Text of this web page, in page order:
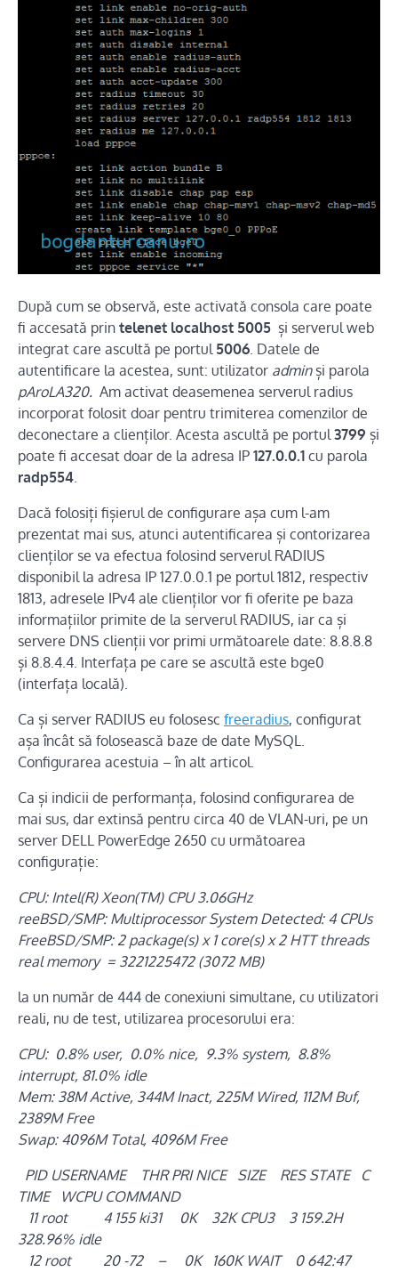
După cum se observă, este activată consola care poate
fi accesată prin telenet localhost 5005 și serverul web
integrat care ascultă pe portul 5006. Datele de
autentificare la acestea, sunt: utilizator adminși parola
pAroLA320. Am activat deasemenea serverul radius
incorporat folosit doar pentru trimiterea comenzilor de
deconectare a clienților. Acesta ascultă pe portul3799 și
poate fi accesat doar de la adresa IP 127.0.0.1 cu parola
radp554.
Dacă folosiți fișierul de configurare așa cum l-am
prezentat mai sus, atunci autentificarea și contorizarea
clienților se va efectua folosind serverul RADIUS
disponibil la adresa IP 127.0.0.1 pe portul 1812, respectiv
1813, adresele IPv4 ale clienților vor fi oferite pe baza
informațiilor primite de la serverul RADIUS, iar ca și
servere DNS clienții vor primi următoarele date: 8.8.8.8
și 8.8.4.4. Interfața pe care se ascultă este bge0
(interfața locală).
Ca și server RADIUS eu folosesc freeradius, configurat
așa încât să folosească baze de date MySQL.
Configurarea acestuia – în alt articol.
Ca și indicii de performanța, folosind configurarea de
mai sus, dar extinsă pentru circa 40 de VLAN-uri, pe un
server DELL PowerEdge 2650 cu următoarea
configurație:
CPU: Intel(R) Xeon(TM) CPU 3.06GHz
reeBSD/SMP: Multiprocessor System Detected: 4 CPUs
FreeBSD/SMP: 2 package(s) x 1 core(s) x 2 HTT threads
real memory = 3221225472 (3072 MB)
la un număr de 444 de conexiuni simultane, cu utilizatori
reali, nu de test, utilizarea procesorului era:
CPU: 0.8% user, 0.0% nice, 9.3% system, 8.8%
interrupt, 81.0% idle
Mem: 38M Active, 344M Inact, 225M Wired, 112M Buf,
2389M Free
Swap: 4096M Total, 4096M Free
PID USERNAME THR PRI NICE SIZE RES STATE C
TIME WCPU COMMAND
11 root 4 155 ki31 0K 32K CPU3 3 159.2H
328.96% idle
12 root 20 -72 – 0K 160K WAIT 0 642:47